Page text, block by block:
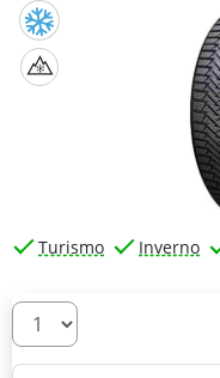
Turismo Inverno
Quantità